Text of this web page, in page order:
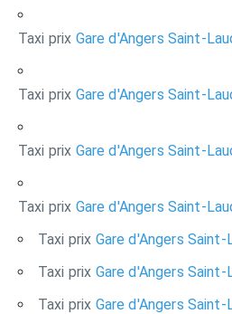
Taxi prix Gare d'Angers Saint-
Taxi prix Gare d'Angers Saint-
Taxi prix Gare d'Angers Saint-
Taxi prix Gare d'Angers Saint-
Taxi prix Gare d'Angers Saint-
Taxi prix Gare d'Angers Saint-
Taxi prix Gare d'Angers Saint-